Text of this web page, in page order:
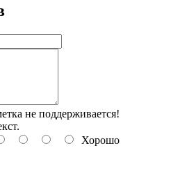
не поддерживается!
Хорошо